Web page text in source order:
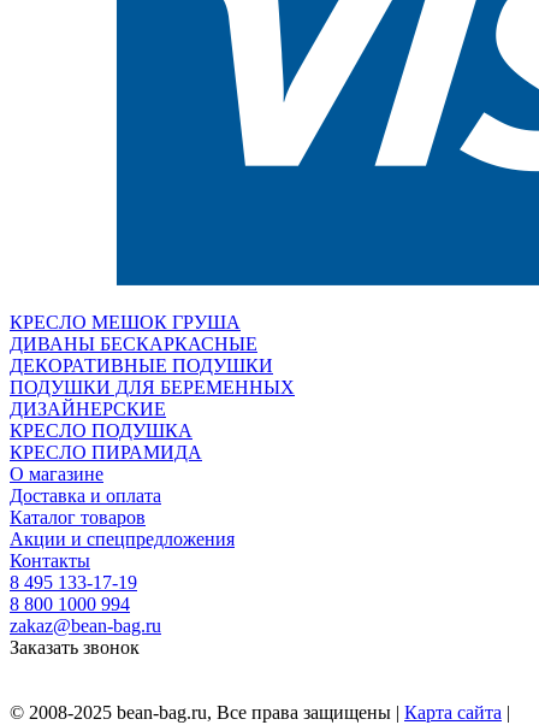
КРЕСЛО МЕШОК ГРУША
ДИВАНЫ БЕСКАРКАСНЫЕ
ДЕКОРАТИВНЫЕ ПОДУШКИ
ПОДУШКИ ДЛЯ БЕРЕМЕННЫХ
ДИЗАЙНЕРСКИЕ
КРЕСЛО ПОДУШКА
КРЕСЛО ПИРАМИДА
О магазине
Доставка и оплата
Каталог товаров
Акции и спецпредложения
Контакты
8 495 133-17-19
8 800 1000 994
zakaz@bean-bag.ru
Заказать звонок
© 2008-2025 bean-bag.ru, Все права защищены | Карта сайта |